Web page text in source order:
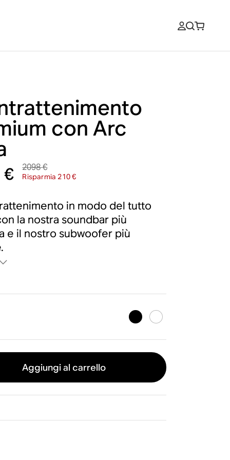
con Arc
€ 2098 €
Risparmia 210 €
in modo del tutto
la nostra soundbar più
e il nostro subwoofer più
Aggiungi al carrello